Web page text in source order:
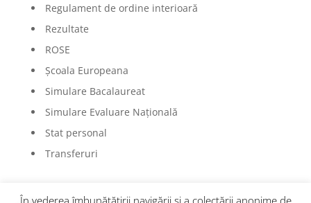
Regulament de ordine interioară
Rezultate
ROSE
Școala Europeana
Simulare Bacalaureat
Simulare Evaluare Națională
Stat personal
Transferuri
În vederea îmbunătățirii navigării și a colectării anonime de